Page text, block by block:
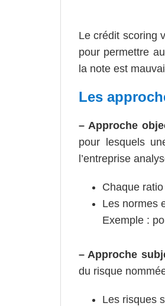
Le crédit scoring
pour permettre
la note est
Les
– Approche
pour lesquels
l’entreprise
Chaque
Les normes
Exemple :
– Approche
du risque
Les risques